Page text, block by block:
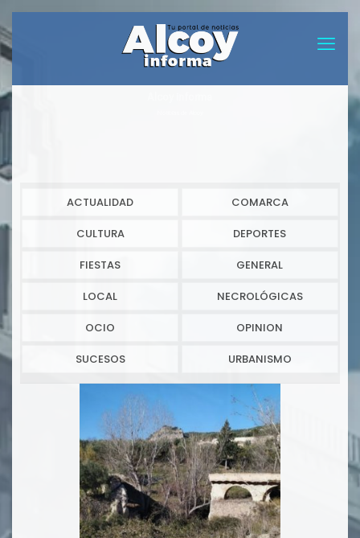
ACTUALIDAD COMARCA
CULTURA DEPORTES
FIESTAS GENERAL
LOCAL NECROLÓGICAS
OCIO OPINION
SUCESOS URBANISMO